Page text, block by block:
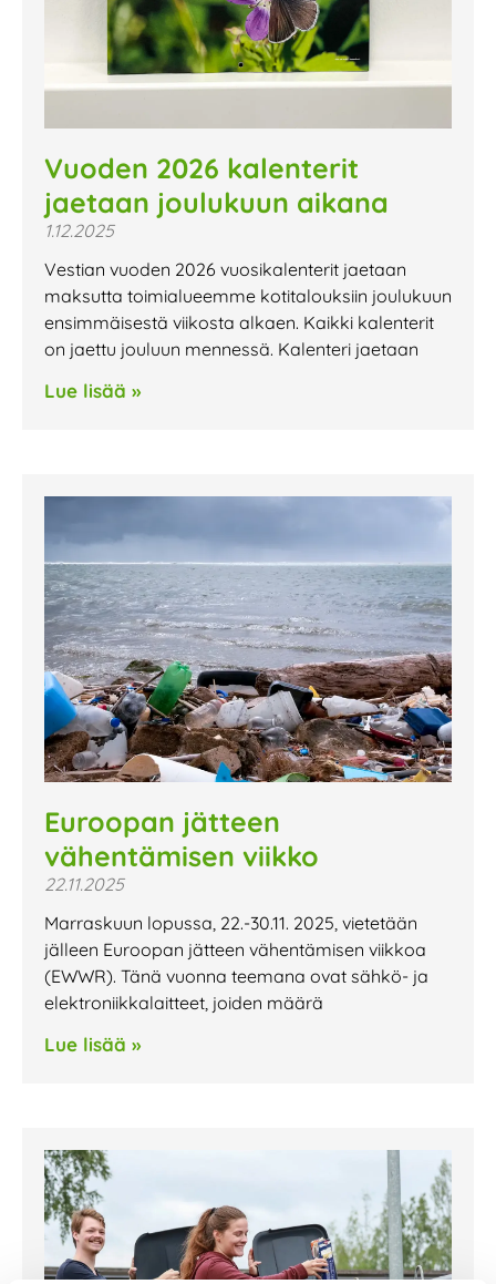
Vuoden 2026 kalenterit
jaetaan joulukuun aikana
1.12.2025
Vestian vuoden 2026 vuosikalenterit jaetaan
maksutta toimialueemme kotitalouksiin joulukuun
ensimmäisestä viikosta alkaen. Kaikki kalenterit
on jaettu jouluun mennessä. Kalenteri jaetaan
Lue lisää »
Euroopan jätteen
vähentämisen viikko
22.11.2025
Marraskuun lopussa, 22.-30.11. 2025, vietetään
jälleen Euroopan jätteen vähentämisen viikkoa
(EWWR). Tänä vuonna teemana ovat sähkö- ja
elektroniikkalaitteet, joiden määrä
Lue lisää »